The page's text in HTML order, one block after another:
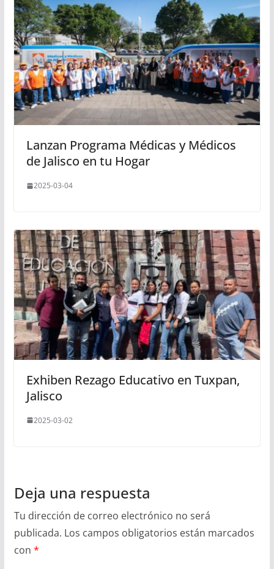
Lanzan Programa Médicas y Médicos
de Jalisco en tu Hogar
2025-03-04
Exhiben Rezago Educativo en Tuxpan,
Jalisco
2025-03-02
Deja una respuesta
Tu dirección de correo electrónico no será
publicada. Los campos obligatorios están marcados
con *